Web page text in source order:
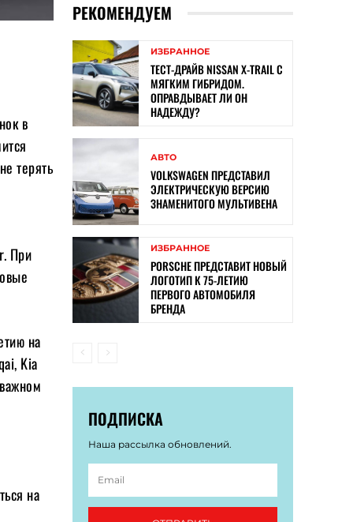
в
терять
При
на
Kia
на
РЕКОМЕНДУЕМ
ИЗБРАННОЕ
ТЕСТ-ДРАЙВ NISSAN X-TRAIL С
МЯГКИМ ГИБРИДОМ.
ОПРАВДЫВАЕТ ЛИ ОН
НАДЕЖДУ?
АВТО
VOLKSWAGEN ПРЕДСТАВИЛ
ЭЛЕКТРИЧЕСКУЮ ВЕРСИЮ
ЗНАМЕНИТОГО МУЛЬТИВЕНА
ИЗБРАННОЕ
PORSCHE ПРЕДСТАВИТ НОВЫЙ
ЛОГОТИП К 75-ЛЕТИЮ
ПЕРВОГО АВТОМОБИЛЯ
БРЕНДА
ПОДПИСКА
Наша рассылка обновлений.